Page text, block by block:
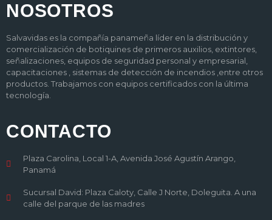
NOSOTROS
Salvavidas es la compañía panameña líder en la distribución y
comercialización de botiquines de primeros auxilios, extintores,
señalizaciones, equipos de seguridad personal y empresarial,
capacitaciones , sistemas de detección de incendios ,entre otros
productos. Trabajamos con equipos certificados con la última
tecnología.
CONTACTO
Plaza Carolina, Local 1-A, Avenida José Agustín Arango,
Panamá
Sucursal David: Plaza Caloty, Calle J Norte, Doleguita. A una
calle del parque de las madres